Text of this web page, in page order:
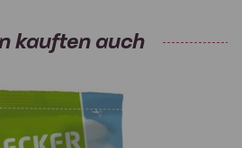
kauften auch